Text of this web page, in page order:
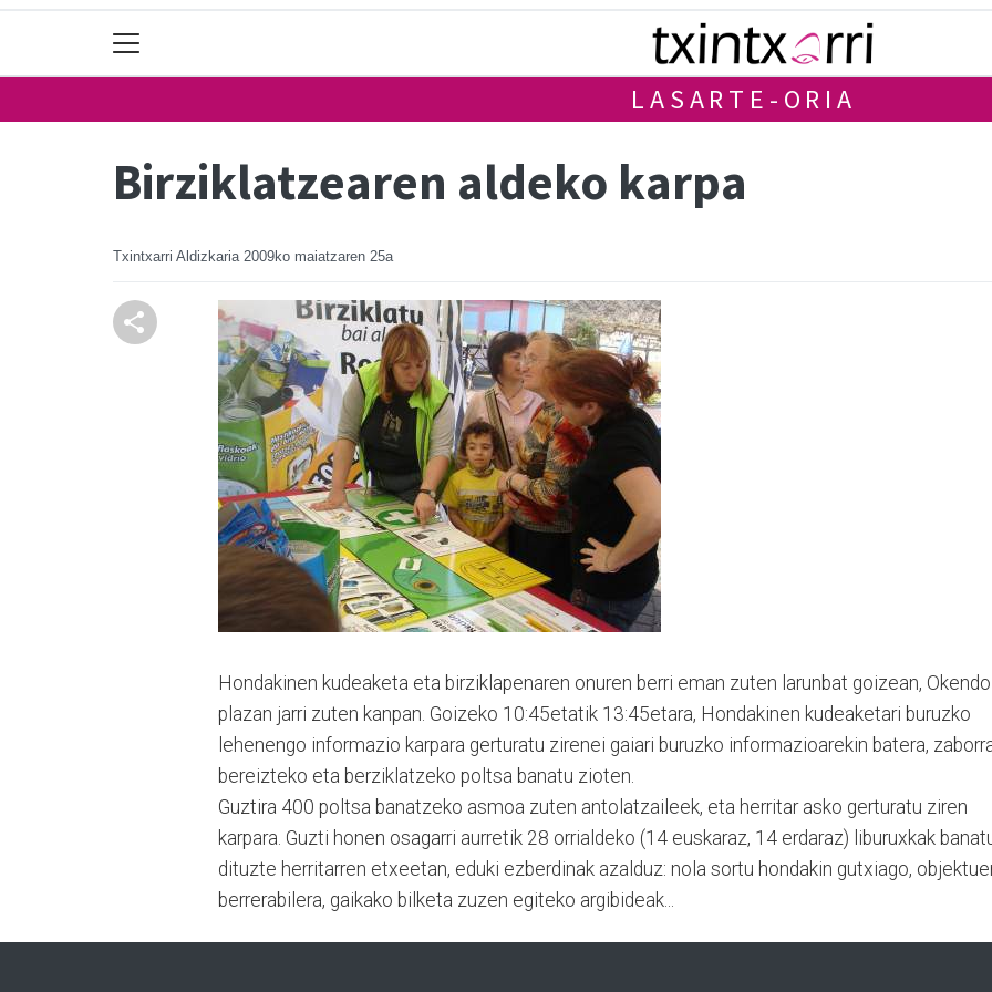
LASARTE-ORIA
Birziklatzearen aldeko karpa
Txintxarri Aldizkaria 2009ko maiatzaren 25a
Hondakinen kudeaketa eta birziklapenaren onuren berri eman zuten larunbat goizean, Okendo
plazan jarri zuten kanpan. Goizeko 10:45etatik 13:45etara, Hondakinen kudeaketari buruzko
lehenengo informazio karpara gerturatu zirenei gaiari buruzko informazioarekin batera,
bereizteko eta berziklatzeko poltsa banatu zioten.
Guztira 400 poltsa banatzeko asmoa zuten antolatzaileek, eta herritar asko gerturatu ziren
karpara. Guzti honen osagarri aurretik 28 orrialdeko (14 euskaraz, 14 erdaraz) liburuxkak
dituzte herritarren etxeetan, eduki ezberdinak azalduz: nola sortu hondakin gutxiago,
berrerabilera, gaikako bilketa zuzen egiteko argibideak...